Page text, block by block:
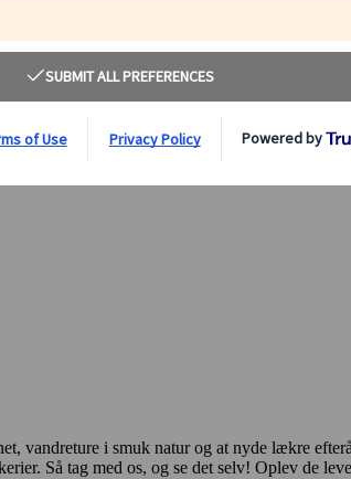
vandreture i smuk natur og at nyde lækre
Så tag med os, og se det selv! Oplev de